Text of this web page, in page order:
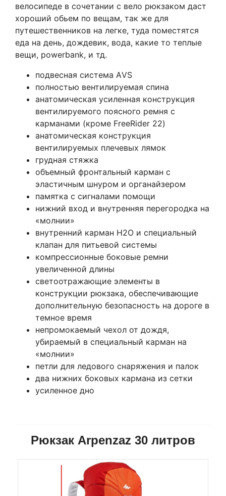
велосипеде в сочетании с вело рюкзаком даст
хороший обьем по вещам, так же для
путешественников на легке, туда поместятся
еда на день, дождевик, вода, какие то теплые
вещи, powerbank, и тд.
подвесная система АVS
полностью вентилируемая спина
анатомическая усиленная конструкция
вентилируемого поясного ремня с
карманами (кроме FreeRider 22)
анатомическая конструкция
вентилируемых плечевых лямок
грудная стяжка
объемный фронтальный карман с
эластичным шнуром и органайзером
памятка с сигналами помощи
нижний вход и внутренняя перегородка на
«молнии»
внутренний карман Н2О и специальный
клапан для питьевой системы
компрессионные боковые ремни
увеличенной длины
светоотражающие элементы в
конструкции рюкзака, обеспечивающие
дополнительную безопасность на дороге в
темное время
непромокаемый чехол от дождя,
убираемый в специальный карман на
«молнии»
петли для ледового снаряжения и палок
два нижних боковых кармана из сетки
усиленное дно
Рюкзак Arpenzaz 30 литров